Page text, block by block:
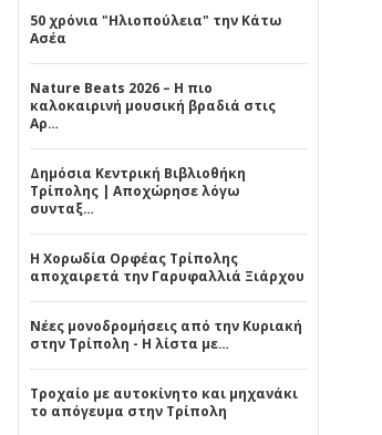
50 χρόνια "Ηλιοπούλεια" την Κάτω
Ασέα
Nature Beats 2026 – Η πιο
καλοκαιρινή μουσική βραδιά στις
Αρ…
Δημόσια Κεντρική Βιβλιοθήκη
Τρίπολης | Αποχώρησε λόγω
συνταξ…
Η Χορωδία Ορφέας Τρίπολης
αποχαιρετά την Γαρυφαλλιά Ξιάρχου
Νέες μονοδρομήσεις από την Κυριακή
στην Τρίπολη - Η λίστα με…
Τροχαίο με αυτοκίνητο και μηχανάκι
το απόγευμα στην Τρίπολη